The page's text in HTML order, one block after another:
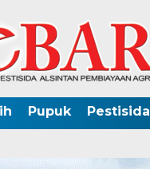
Pupuk Pestisida